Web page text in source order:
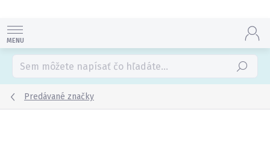
obsah
Hľadať
Predávané značky